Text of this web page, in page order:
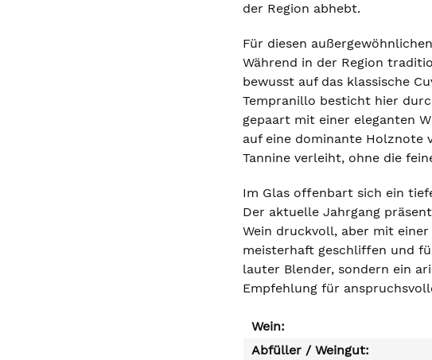
der Region abhebt.
Für diesen
Während in der Region
bewusst auf das klassische
Tempranillo besticht hier
gepaart mit einer eleganten
auf eine dominante Holznote
Tannine verleiht, ohne die
Im Glas offenbart sich ein
Der aktuelle Jahrgang
Wein druckvoll, aber mit
meisterhaft geschliffen und
lauter Blender, sondern ein
Empfehlung für
Wein:
Abfüller / Weingut: